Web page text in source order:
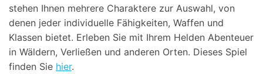
stehen Ihnen mehrere Charaktere zur Auswahl, von
denen jeder individuelle Fähigkeiten, Waffen und
Klassen bietet. Erleben Sie mit Ihrem Helden Abenteuer
in Wäldern, Verließen und anderen Orten. Dieses Spiel
finden Sie hier.